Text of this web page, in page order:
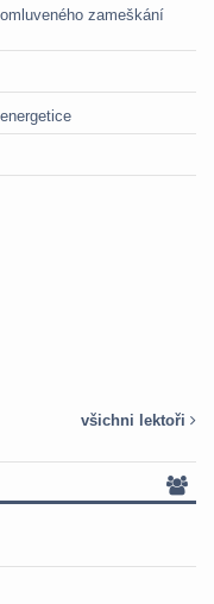
zameškání
všichni lektoři